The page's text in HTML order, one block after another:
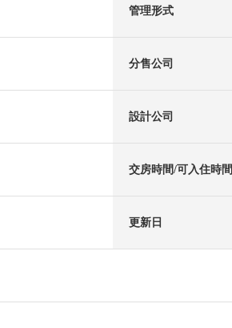
管理形式
分售公司
設計公司
交房時間/可入住時間
更新日